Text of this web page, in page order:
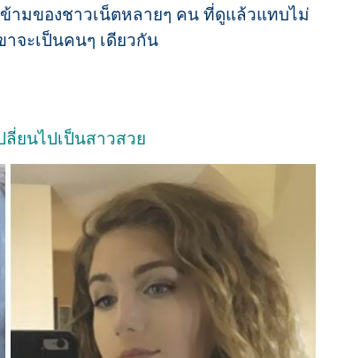
ามของชาวเน็ตหลายๆ คน ที่ดูแล้วแทบไม่
าจะเป็นคนๆ เดียวกัน
ยนไปเป็นสาวสวย